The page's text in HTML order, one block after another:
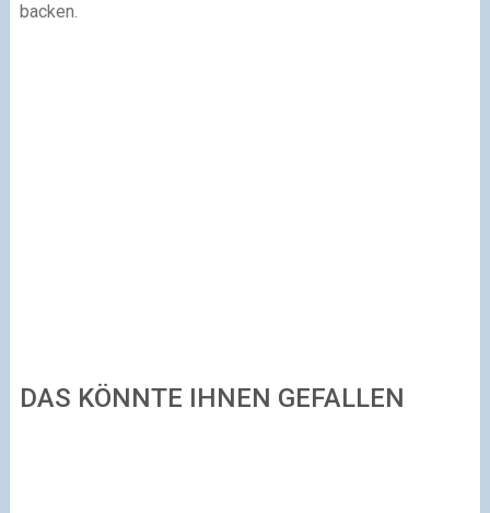
backen.
DAS KÖNNTE IHNEN GEFALLEN